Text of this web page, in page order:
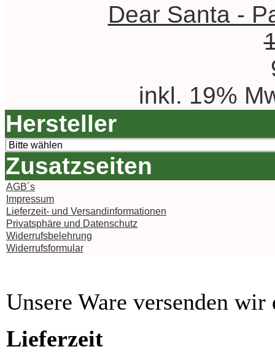
Dear Santa -
inkl. 19%
Hersteller
Zusatzseiten
AGB´s
Impressum
Lieferzeit- und Versandinformationen
Privatsphäre und Datenschutz
Widerrufsbelehrung
Widerrufsformular
Unsere Ware versenden
Lieferzeit